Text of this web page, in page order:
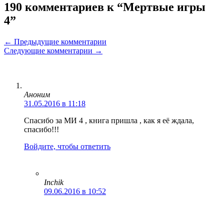
190 комментариев к “Мертвые игры
4”
Навигация
по
← Предыдущие комментарии
Следующие комментарии →
Аноним
31.05.2016 в 11:18
Спасибо за МИ 4 , книга пришла , как я её ждала,
спасибо!!!
Войдите, чтобы ответить
Inchik
09.06.2016 в 10:52